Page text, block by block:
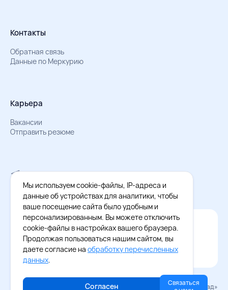
Контакты
Обратная связь
Данные по Меркурию
Карьера
Вакансии
Отправить резюме
Мы в Телеграм
Документы об обработке персональных данных
Охрана труда – результаты СОУТ
Официальное приложение Восток - Запад
Cкачайте бесплатное приложение
© 2026 «Восток–Запад»
Связаться
Мы используем cookie-файлы, IP-адреса и
данные об устройствах для аналитики, чтобы
ваше посещение сайта было удобным и
персонализированным. Вы можете отключить
cookie-файлы в настройках вашего браузера.
Продолжая пользоваться нашим сайтом, вы
даете согласие на обработку перечисленных
данных.
Согласен